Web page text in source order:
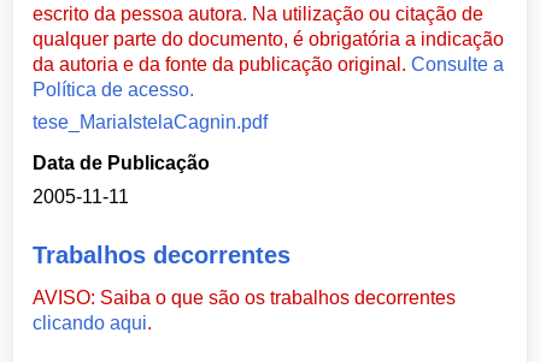
escrito da pessoa autora. Na utilização ou citação de
qualquer parte do documento, é obrigatória a indicação
da autoria e da fonte da publicação original.Consulte a
Política de acesso.
tese_MariaIstelaCagnin.pdf
Data de Publicação
2005-11-11
Trabalhos decorrentes
AVISO: Saiba o que são os trabalhos decorrentes
clicando aqui.